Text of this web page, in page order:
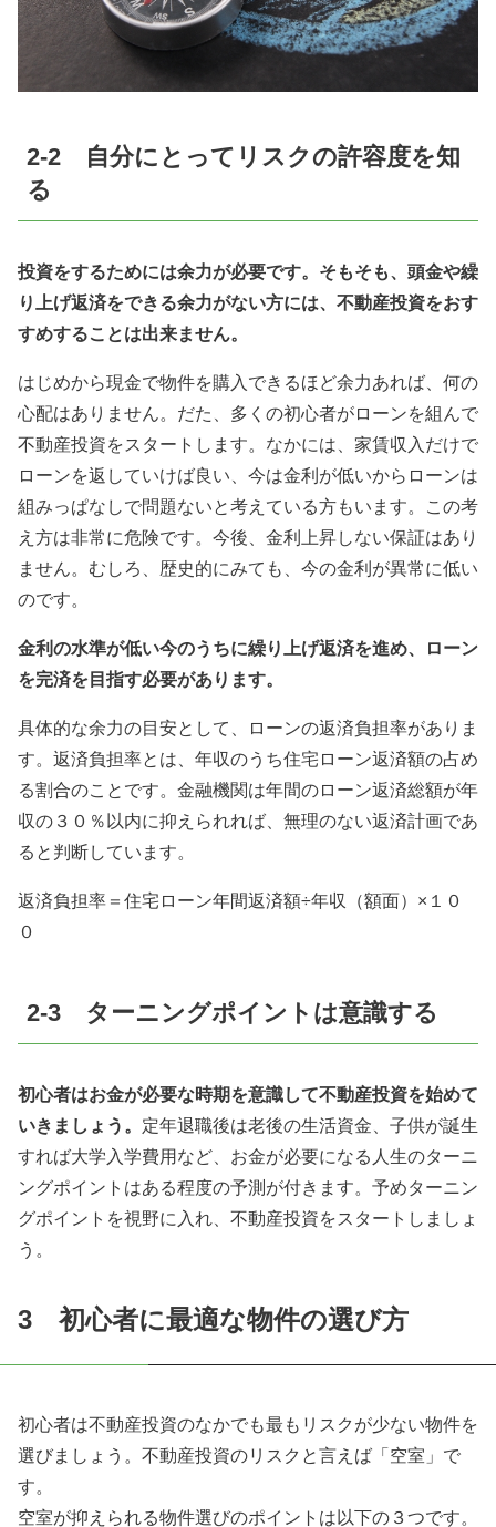
2-2 自分にとってリスクの許容度を知
る
投資をするためには余力が必要です。そもそも、頭金や繰
り上げ返済をできる余力がない方には、不動産投資をおす
すめすることは出来ません。
はじめから現金で物件を購入できるほど余力あれば、何の
心配はありません。だた、多くの初心者がローンを組んで
不動産投資をスタートします。なかには、家賃収入だけで
ローンを返していけば良い、今は金利が低いからローンは
組みっぱなしで問題ないと考えている方もいます。この考
え方は非常に危険です。今後、金利上昇しない保証はあり
ません。むしろ、歴史的にみても、今の金利が異常に低い
のです。
金利の水準が低い今のうちに繰り上げ返済を進め、ローン
を完済を目指す必要があります。
具体的な余力の目安として、ローンの返済負担率がありま
す。返済負担率とは、年収のうち住宅ローン返済額の占め
る割合のことです。金融機関は年間のローン返済総額が年
収の３０％以内に抑えられれば、無理のない返済計画であ
ると判断しています。
返済負担率＝住宅ローン年間返済額÷年収（額面）×１０
０
2-3 ターニングポイントは意識する
初心者はお金が必要な時期を意識して不動産投資を始めて
いきましょう。 定年退職後は老後の生活資金、子供が誕生
すれば大学入学費用など、お金が必要になる人生のターニ
ングポイントはある程度の予測が付きます。予めターニン
グポイントを視野に入れ、不動産投資をスタートしましょ
う。
3 初心者に最適な物件の選び方
初心者は不動産投資のなかでも最もリスクが少ない物件を
選びましょう。不動産投資のリスクと言えば「空室」で
す。
空室が抑えられる物件選びのポイントは以下の３つです。